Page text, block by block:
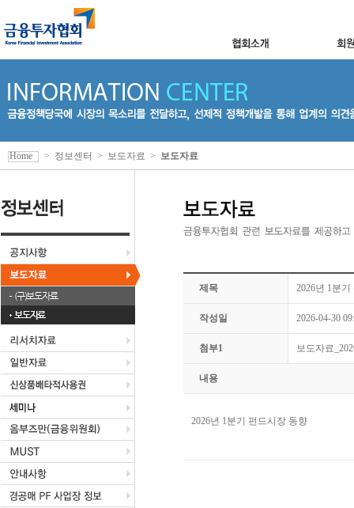
(구)보도자료
보도자료
Home > 정보센터 > 보도자료 > 보도자료
제목 2026년 1분
작성일 2026-04-30
첨부1 보도자료
내용
2026년 1분기 펀드시장 동향